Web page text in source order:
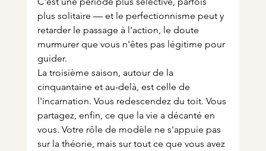
plus solitaire — et le perfectionnisme peut y
retarder le passage à l'action, le doute
murmurer que vous n'êtes pas légitime pour
guider.
La troisième saison, autour de la
cinquantaine et au-delà, est celle de
l'incarnation. Vous redescendez du toit. Vous
partagez, enfin, ce que la vie a décanté en
vous. Votre rôle de modèle ne s'appuie pas
sur la théorie, mais sur tout ce que vous avez